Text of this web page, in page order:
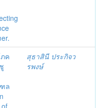
ค
ล
สุธาสินี ประกิจว
รพงษ์